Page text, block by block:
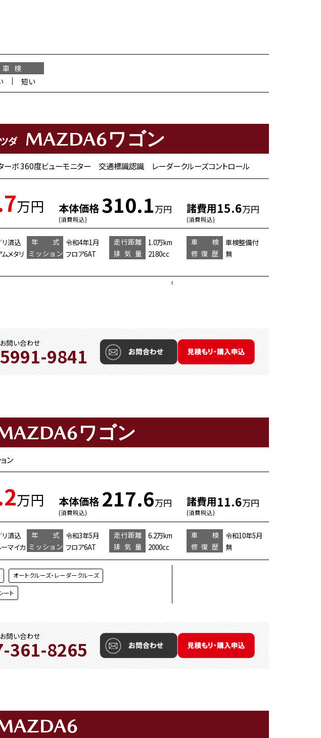
車 検
短い
ダ MAZDA6ワゴン
ーボ 360度ビューモニター 交通標識認識 レーダークルーズコントロール
万円 本体価格
(消費税込)
310.1万円 諸費用
(消費税込)
15.6万円
済込 年 式 令和4年1月 走行距離 1.0万km 車 検
車検整備付
メタリ ミッション フロア6AT 排気量 2180cc 修復歴 無
問い合わせ
9841
ワゴン
ン
万円 本体価格
(消費税込)
217.6万円 諸費用
(消費税込)
11.6万円
済込 年 式 令和3年5月 走行距離 6.2万km 車 検
令和10年5月
マイカ ミッション フロア6AT 排気量 2000cc 修復歴 無
オートクルーズ・レーダークルーズ
ート
問い合わせ
361-8265